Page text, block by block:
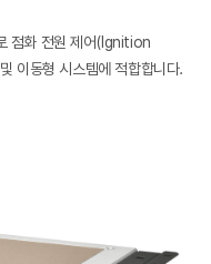
점화 전원 제어(Ignition
이동형 시스템에 적합합니다.